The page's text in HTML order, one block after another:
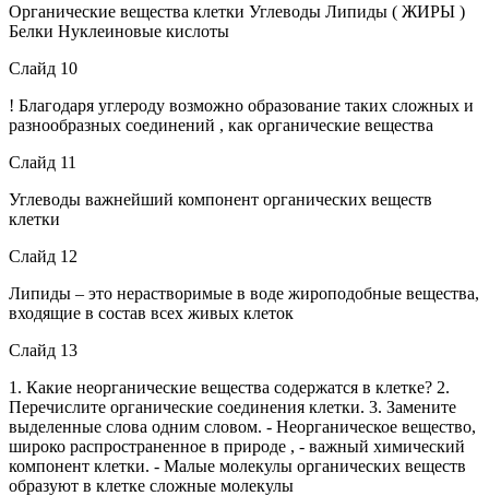
Органические вещества клетки Углеводы Липиды ( ЖИРЫ )
Белки Нуклеиновые кислоты
Слайд 10
! Благодаря углероду возможно образование таких сложных и
разнообразных соединений , как органические вещества
Слайд 11
Углеводы важнейший компонент органических веществ
клетки
Слайд 12
Липиды – это нерастворимые в воде жироподобные вещества,
входящие в состав всех живых клеток
Слайд 13
1. Какие неорганические вещества содержатся в клетке? 2.
Перечислите органические соединения клетки. 3. Замените
выделенные слова одним словом. - Неорганическое вещество,
широко распространенное в природе , - важный химический
компонент клетки. - Малые молекулы органических веществ
образуют в клетке сложные молекулы